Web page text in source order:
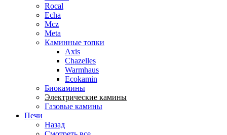
Rocal
Echa
Mcz
Meta
Каминные топки
Axis
Chazelles
Warmhaus
Ecokamin
Биокамины
Электрические камины
Газовые камины
Печи
Назад